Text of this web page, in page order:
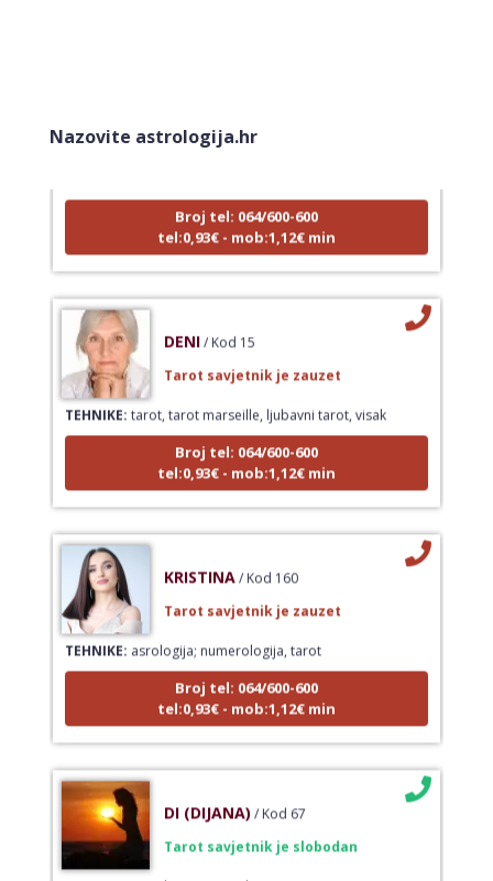
Nazovite astrologija.hr
Tarot savjetnik je zauzet
Broj tel: 064/600-600
tel:0,93€ - mob:1,12€ min
TEHNIKE:tarot, tarot marseille, ljubavni tarot, visak
Broj tel: 064/600-600
tel:0,93€ - mob:1,12€ min
TEHNIKE:asrologija; numerologija, tarot
Broj tel: 064/600-600
tel:0,93€ - mob:1,12€ min
TEHNIKE:astrologija, numerlogija, tarot